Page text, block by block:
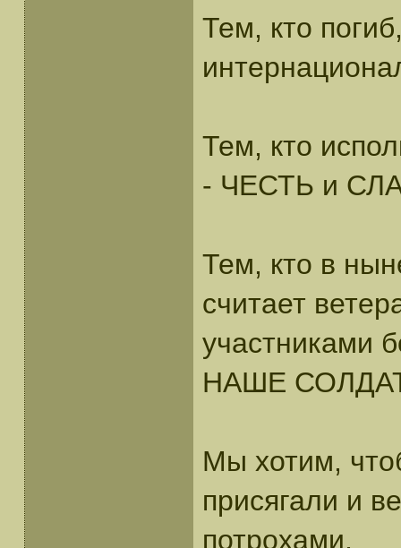
Тем, кто
Тем, кто
- ЧЕСТЬ и
Тем, кто в
считает
участниками
НАШЕ
Мы хотим,
присягали и
потрохами,